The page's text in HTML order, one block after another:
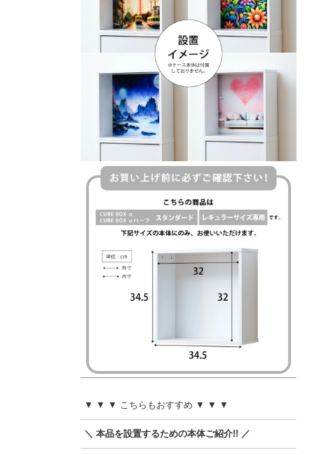
▼ ▼ ▼ こちらもおすすめ ▼ ▼ ▼
＼ 本品を設置するための本体ご紹介!! ／